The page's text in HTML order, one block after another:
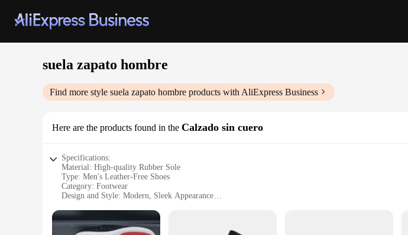
suela zapato hombre
Find more style suela zapato hombre products with AliExpress Business
Here are the products found in the Calzado sin cuero
Specifications:
Material: High-quality Rubber Sole
Type: Men's Leather-Free Shoes
Category: Footwear
Design and Style: Modern, Sleek Appearance
Typical Adaptive Scenario: Suitable for Various Occasions
Performance and Property: Non-Slip, Long-Lasting Wear